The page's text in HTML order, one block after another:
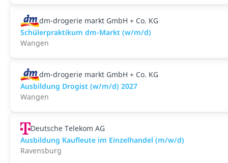
dm-drogerie markt GmbH + Co. KG
Schülerpraktikum dm-Markt (w/m/d)
Wangen
dm-drogerie markt GmbH + Co. KG
Ausbildung Drogist (w/m/d) 2027
Wangen
Deutsche Telekom AG
Ausbildung Kaufleute im Einzelhandel (m/w/d)
Ravensburg